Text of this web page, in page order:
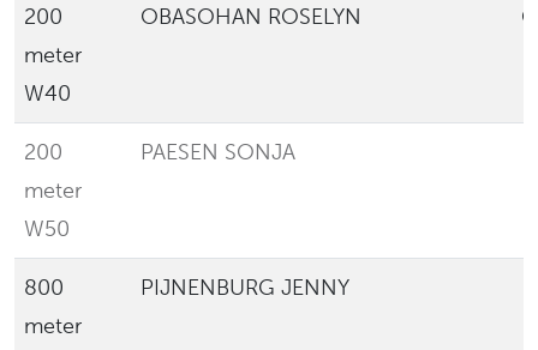
200
meter
W40
OBASOHAN ROSELYN
200
meter
W50
PAESEN SONJA
800
meter
PIJNENBURG JENNY